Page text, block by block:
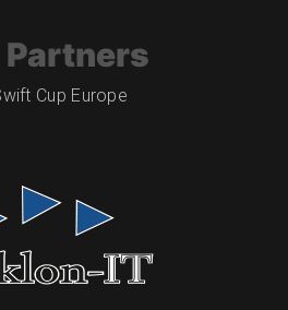
Partners
Cup Europe